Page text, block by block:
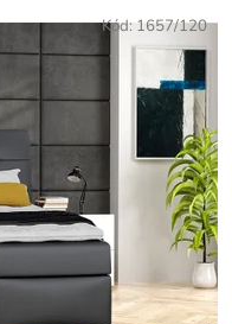
Kód: 1657/120